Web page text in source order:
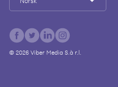
© 2026Viber Media S.à r.l.